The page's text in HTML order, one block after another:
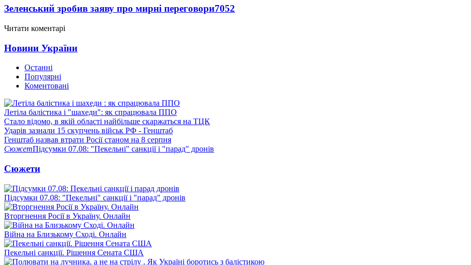
Зеленський зробив заяву про мирні переговори7052
Читати коментарі
Новини України
Останні
Популярні
Коментовані
Летіла балістика і "шахеди": як спрацювала ППО
Стало відомо, в якій області найбільше скаржаться на ТЦК
Ударів зазнали 15 скупчень військ РФ - Генштаб
Генштаб назвав втрати Росії станом на 8 серпня
СюжетПідсумки 07.08: "Пекельні" санкції і "парад" дронів
Сюжети
Підсумки 07.08: "Пекельні" санкції і "парад" дронів
Вторгнення Росії в Україну. Онлайн
Війна на Близькому Сході. Онлайн
Пекельні санкції. Рішення Сената США